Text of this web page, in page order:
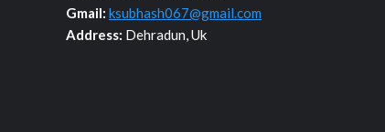
Gmail: ksubhash067@gmail.com
Address: Dehradun, Uk